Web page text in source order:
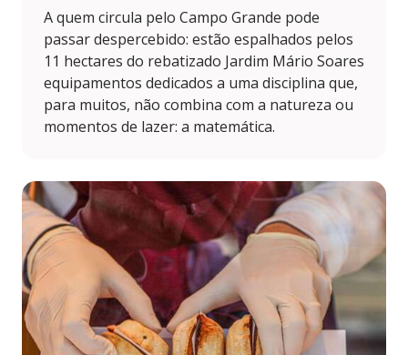
A quem circula pelo Campo Grande pode
passar despercebido: estão espalhados pelos
11 hectares do rebatizado Jardim Mário Soares
equipamentos dedicados a uma disciplina que,
para muitos, não combina com a natureza ou
momentos de lazer: a matemática.